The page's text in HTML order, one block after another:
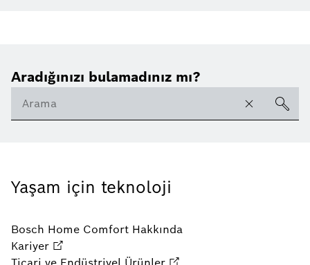
Aradığınızı bulamadınız mı?
Yaşam için teknoloji
Bosch Home Comfort Hakkında
Kariyer